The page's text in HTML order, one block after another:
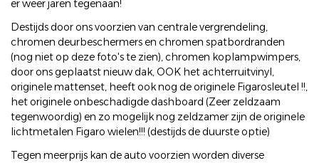
er weer jaren tegenaan!
Destijds door ons voorzien van centrale vergrendeling,
chromen deurbeschermers en chromen spatbordranden
(nog niet op deze foto's te zien), chromen koplampwimpers,
door ons geplaatst nieuw dak, OOK het achterruitvinyl,
originele mattenset, heeft ook nog de originele Figarosleutel !!,
het originele onbeschadigde dashboard (Zeer zeldzaam
tegenwoordig) en zo mogelijk nog zeldzamer zijn de originele
lichtmetalen Figaro wielen!!! (destijds de duurste optie)
Tegen meerprijs kan de auto voorzien worden diverse